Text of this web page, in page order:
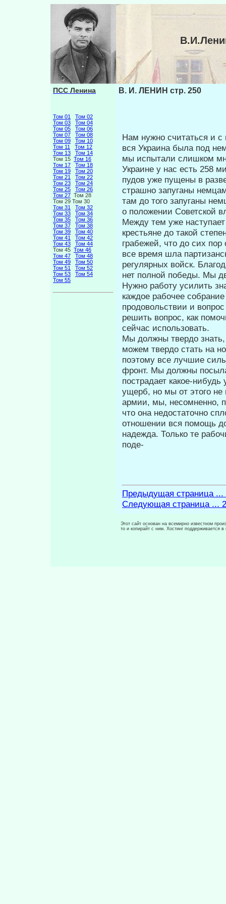
ПСС Ленина
Том 01
Том 02
Том 03
Том 04
Том 05
Том 06
Том 07
Том 08
Том 09
Том 10
Том 11
Том 12
Том 13
Том 14
Том 15 Том 16
Том 17
Том 18
Том 19
Том 20
Том 21
Том 22
Том 23
Том 24
Том 25
Том 26
Том 27 Том 28
Том 29 Том 30
Том 31
Том 32
Том 33
Том 34
Том 35
Том 36
Том 37
Том 38
Том 39
Том 40
Том 41
Том 42
Том 43
Том 44
Том 45 Том 46
Том 47
Том 48
Том 49
Том 50
Том 51
Том 52
Том 53
Том 54
Том 55
В. И. ЛЕНИН стр. 250
Нам нужно считаться и с
вся Украина была под
мы испытали слишком
Украине у нас есть 258
пудов уже пущены в
страшно запуганы
там до того запуганы
о положении Советской
Между тем уже
крестьяне до такой
грабежей, что до сих
все время шла
регулярных войск.
нет полной победы. Мы
Нужно работу усилить
каждое рабочее
продовольствии и
решить вопрос, как
сейчас использовать.
Мы должны твердо
можем твердо стать на
поэтому все лучшие
фронт. Мы должны
пострадает какое-
ущерб, но мы от этого не
армии, мы, несомненно,
что она недостаточно
отношении вся помощь
надежда. Только те
поде-
Предыдущая страница ...
Следующая страница ...
Этот сайт основан на всемирно известном
то и копирайт с ним. Хостинг поддерживается